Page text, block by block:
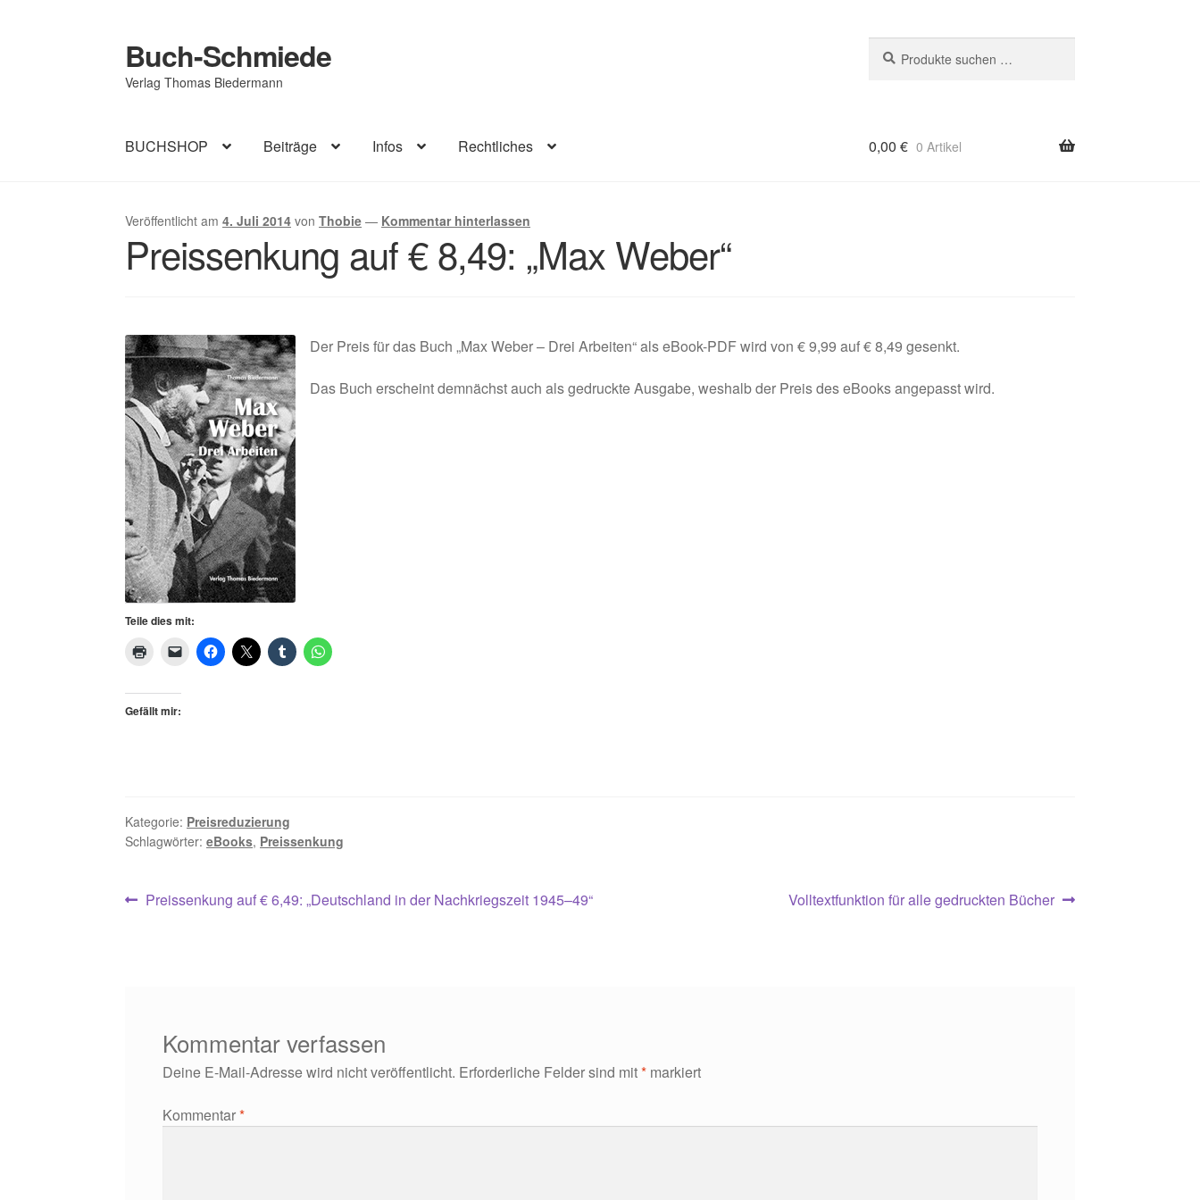
Zur
Navigation
springen
Zum
Inhalt
springen
Buch-Schmiede
Verlag Thomas Biedermann
nach:
BUCHSHOP Beiträge Infos Rechtliches
ImpressumAGB
0,00 € 0 Artikel
Veröffentlicht am4. Juli 2014 vonThobie — Kommentar hinterlassen
Preissenkung auf € 8,49: „Max Weber“
Der Preis für das Buch „Max Weber – Drei Arbeiten“ als eBook-PDF wird von € 9,99 auf € 8,49 gesenkt.
Das Buch erscheint demnächst auch als gedruckte Ausgabe, weshalb der Preis des eBooks angepasst wird.
Teile dies mit:
Gefällt mir:
Kategorie: Preisreduzierung
Schlagwörter:eBooks, Preissenkung
Beitragsnavigation
Vorheriger
Preissenkung auf € 6,49: „Deutschland in der Nachkriegszeit 1945–49“
Nächster
Volltextfunktion für alle gedruckten Bücher
Kommentar verfassen
Deine E-Mail-Adresse wird nicht veröffentlicht. Erforderliche Felder sind mit*markiert
Kommentar*